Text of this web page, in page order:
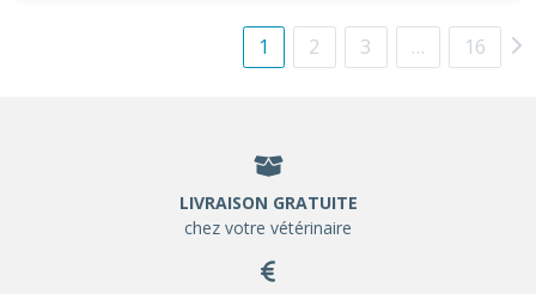
1 2 3 … 16
LIVRAISON GRATUITE
chez votre vétérinaire